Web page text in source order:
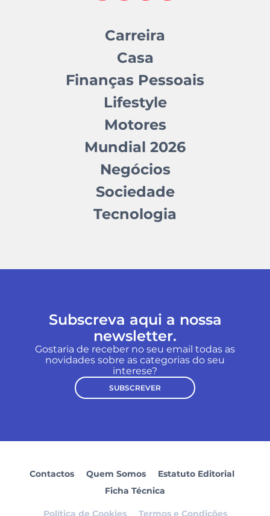
Carreira
Casa
Finanças Pessoais
Lifestyle
Motores
Mundial 2026
Negócios
Sociedade
Tecnologia
Subscreva aqui a nossa
newsletter.
Gostaria de receber no seu email todas as
novidades sobre as categorias do seu
interese?
SUBSCREVER
Contactos Quem Somos
Estatuto Editorial
Ficha Técnica
Política de Cookies Termos e Condições